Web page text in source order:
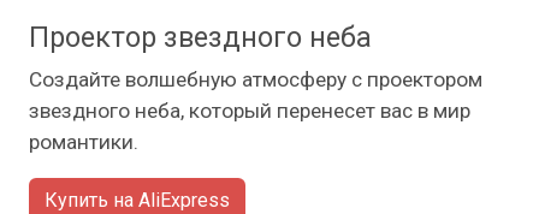
Проектор звездного неба
Создайте волшебную атмосферу с проектором
звездного неба, который перенесет вас в мир
романтики.
Купить на AliExpress